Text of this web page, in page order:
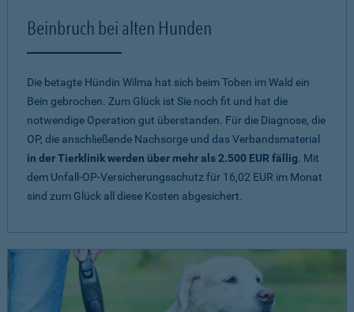
Beinbruch bei alten Hunden
Die betagte Hündin Wilma hat sich beim Toben im Wald ein
Bein gebrochen. Zum Glück ist Sie noch fit und hat die
notwendige Operation gut überstanden. Für die Diagnose, die
OP, die anschließende Nachsorge und das Verbandsmaterial
in der Tierklinik werden über mehr als 2.500 EUR fällig. Mit
dem Unfall-OP-Versicherungsschutz für 16,02 EUR im Monat
sind zum Glück all diese Kosten abgesichert.